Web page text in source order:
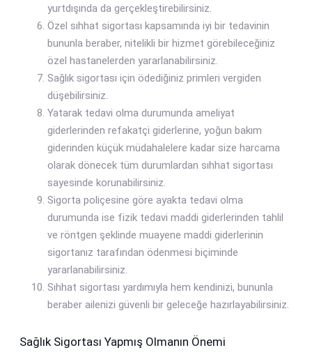
yurtdışında da gerçekleştirebilirsiniz.
Özel sıhhat sigortası kapsamında iyi bir tedavinin
bununla beraber, nitelikli bir hizmet görebileceğiniz
özel hastanelerden yararlanabilirsiniz.
Sağlık sigortası için ödediğiniz primleri vergiden
düşebilirsiniz.
Yatarak tedavi olma durumunda ameliyat
giderlerinden refakatçi giderlerine, yoğun bakım
giderinden küçük müdahalelere kadar size harcama
olarak dönecek tüm durumlardan sıhhat sigortası
sayesinde korunabilirsiniz.
Sigorta poliçesine göre ayakta tedavi olma
durumunda ise fizik tedavi maddi giderlerinden tahlil
ve röntgen şeklinde muayene maddi giderlerinin
sigortanız tarafından ödenmesi biçiminde
yararlanabilirsiniz.
Sıhhat sigortası yardımıyla hem kendinizi, bununla
beraber ailenizi güvenli bir geleceğe hazırlayabilirsiniz.
Sağlık Sigortası Yapmış Olmanın Önemi